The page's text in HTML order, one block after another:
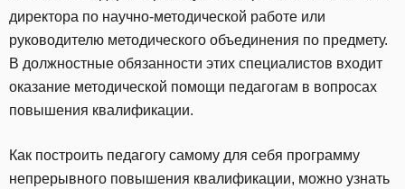
директора по научно-методической работе или
руководителю методического объединения по предмету.
В должностные обязанности этих специалистов входит
оказание методической помощи педагогам в вопросах
повышения квалификации.
Как построить педагогу самому для себя программу
непрерывного повышения квалификации, можно узнать